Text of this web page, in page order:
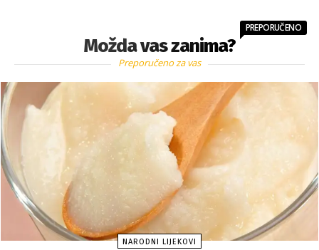
Možda vas zanima?
PREPORUČENO
Preporučeno za vas
NARODNI LIJEKOVI